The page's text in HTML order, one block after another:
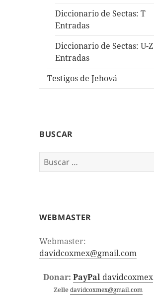
Diccionario de Sectas: T
Entradas
Diccionario de Sectas: U-Z
Entradas
Testigos de Jehová
BUSCAR
Buscar:
WEBMASTER
Webmaster:
davidcoxmex@gmail.com
Donar: PayPal davidcoxmex
Zelledavidcoxmex@gmail.com